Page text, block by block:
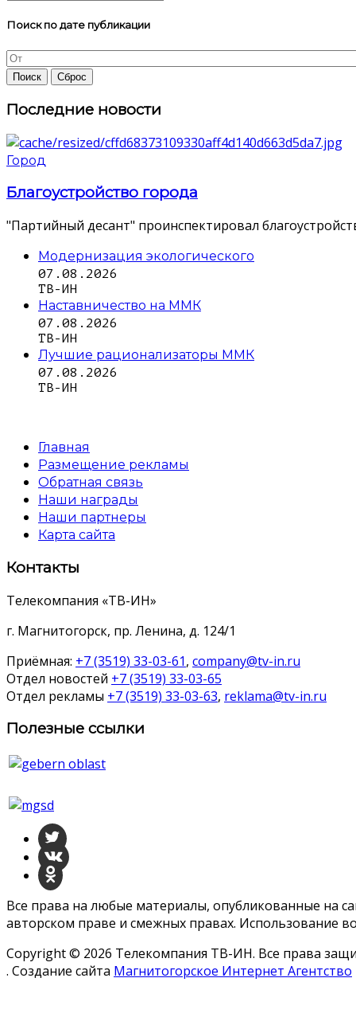
Поиск по дате публикации
Последние новости
Город
Благоустройство города
"Партийный десант" проинспектировал
Модернизация экологического
07.08.2026
ТВ-ИН
Наставничество на ММК
07.08.2026
ТВ-ИН
Лучшие рационализаторы ММК
07.08.2026
ТВ-ИН
Главная
Размещение рекламы
Обратная связь
Наши награды
Наши партнеры
Карта сайта
Контакты
Телекомпания «ТВ-ИН»
г. Магнитогорск, пр. Ленина, д. 124/1
Приёмная: +7 (3519) 33-03-61, company@tv-in.ru
Отдел новостей +7 (3519) 33-03-65
Отдел рекламы +7 (3519) 33-03-63, reklama@tv-in.ru
Полезные ссылки
Все права на любые материалы, опубликованные на
авторском праве и смежных правах. Использование
Copyright © 2026 Телекомпания ТВ-ИН. Все права
. Создание сайта Магнитогорское Интернет Агентство